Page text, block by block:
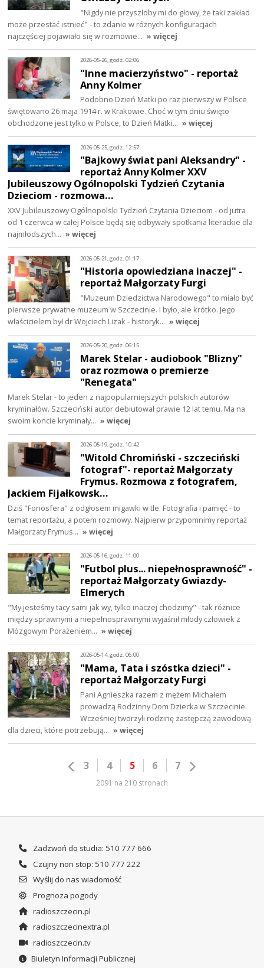
"Nigdy nie przyszłoby mi do głowy, że taki zakład
może przestać istnieć" - to zdanie w różnych konfiguracjach
najczęściej pojawiało się w rozmowie… » więcej
2026-05-26, godz. 02:06
"Inne macierzyństwo" - reportaż
Anny Kolmer
Podobno Dzień Matki po raz pierwszy w Polsce
świętowano 26 maja 1914 r. w Krakowie. Choć w tym dniu święto
obchodzone jest tylko w Polsce, to Dzień Matki… » więcej
2026-05-25, godz. 12:57
"Bajkowy świat pani Aleksandry" -
reportaż Anny Kolmer XXV
Jubileuszowy Ogólnopolski Tydzień Czytania
Dzieciom - rozmowa…
XXV Jubileuszowy Ogólnopolski Tydzień Czytania Dzieciom - od jutra
od 1 czerwca w całej Polsce będą się odbywały spotkania literackie dla
najmłodszych… » więcej
2026-05-21, godz. 01:17
"Historia opowiedziana inaczej" -
reportaż Małgorzaty Furgi
"Muzeum Dziedzictwa Narodowego" to miało być
pierwsze prywatne muzeum w Szczecinie. I było, ale krótko. Jego
właścicielem był dr Wojciech Lizak - historyk… » więcej
2026-05-20, godz. 06:15
Marek Stelar - audiobook "Blizny"
oraz rozmowa o premierze
"Renegata"
Marek Stelar - to jeden z najpopularniejszych polskich autorów
kryminałów. Szczeciński autor debiutował prawie 12 lat temu. Ma na
swoim koncie kryminały… » więcej
2026-05-19, godz. 10:42
"Witold Chromiński - szczeciński
fotograf"- reportaż Małgorzaty
Frymus. Rozmowa z fotografem,
Jackiem Fijałkowsk…
Dziś "Fonosfera" z odgłosem migawki w tle. Fotografia i pamięć - to
temat reportażu, a potem rozmowy. Najpierw przypomnimy reportaż
Małgorzaty Frymus… » więcej
2026-05-16, godz. 11:00
"Futbol plus... niepełnosprawność" -
reportaż Małgorzaty Gwiazdy-
Elmerych
"My jesteśmy tacy sami jak wy, tylko inaczej chodzimy" - tak różnice
między sprawnymi a niepełnosprawnymi wyjaśnił młody człowiek z
Mózgowym Porażeniem… » więcej
2026-05-14, godz. 06:00
"Mama, Tata i szóstka dzieci" -
reportaż Małgorzaty Furgi
Pani Agnieszka razem z mężem Michałem
prowadzą Rodzinny Dom Dziecka w Szczecinie.
Wcześniej tworzyli rodzinę zastępczą zawodową
dla dzieci, które potrzebują… » więcej
3 4 5 6 7
2091 na 210 stronach
Zadzwoń do studia: 510 777 666
Czujny non stop: 510 777 222
Wyślij do nas wiadomość
Prognoza pogody
radioszczecin.pl
radioszczecinextra.pl
radioszczecin.tv
Biuletyn Informacji Publicznej